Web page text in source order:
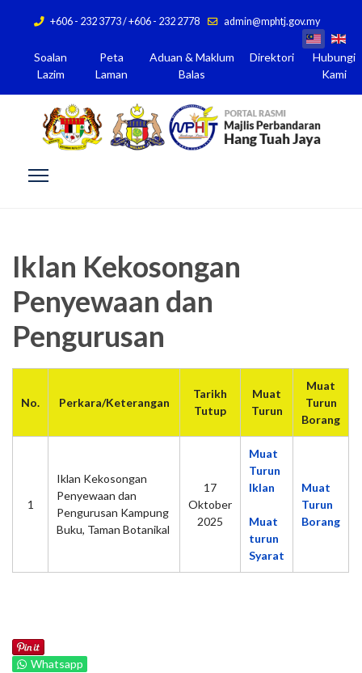
+606 - 232 3773 / +606 - 232 2778 admin@mphtj.gov.my
Soalan
Lazim
Peta
Laman
Aduan & Maklum
Balas
Direktori
Hubungi
Kami
Iklan Kekosongan
Penyewaan dan
Pengurusan
No. Perkara/Keterangan
Tarikh
Tutup
Muat
Turun
Muat
Turun
Borang
1
Iklan Kekosongan
Penyewaan dan
Pengurusan Kampung
Buku, Taman Botanikal
17
Oktober
2025
Muat
Turun
Iklan
Muat
turun
Syarat
Muat
Turun
Borang
Whatsapp